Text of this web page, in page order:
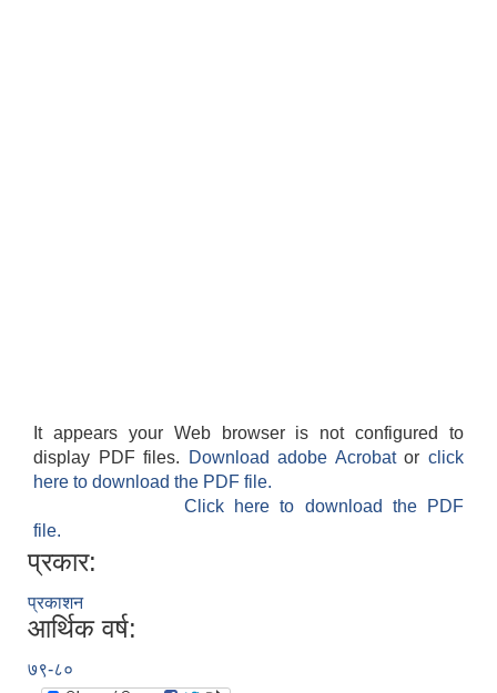
It appears your Web browser is not configured to
display PDF files.
Download adobe Acrobatorclick
here to download the PDF file.
Click here to download the PDF
file.
प्रकार:
प्रकाशन
आर्थिक वर्ष:
७९-८०